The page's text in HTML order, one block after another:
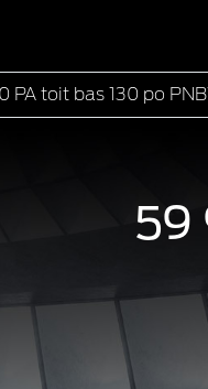
PA toit bas 130 po
59